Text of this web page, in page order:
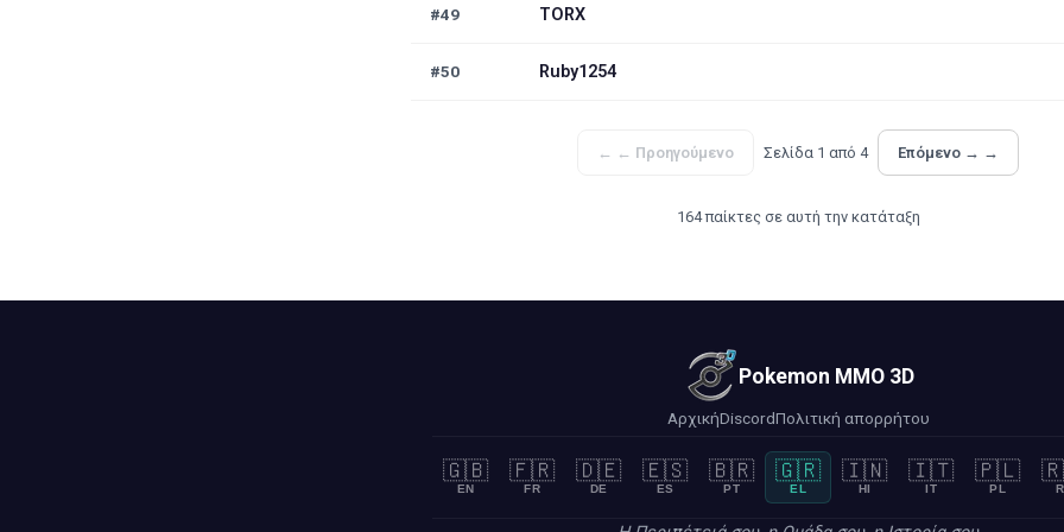
#49 TORX
#50 Ruby1254
← ← Προηγούμενο Σελίδα 1 από 4 Επόμενο → →
164 παίκτες σε αυτή την κατάταξη
Pokemon MMO 3D
ΑρχικήDiscordΠολιτική απορρήτου
🇬🇧
EN
🇫🇷
FR
🇩🇪
DE
🇪🇸
ES
🇧🇷
PT
🇬🇷
EL
🇮🇳
HI
🇮🇹
IT
🇵🇱
PL